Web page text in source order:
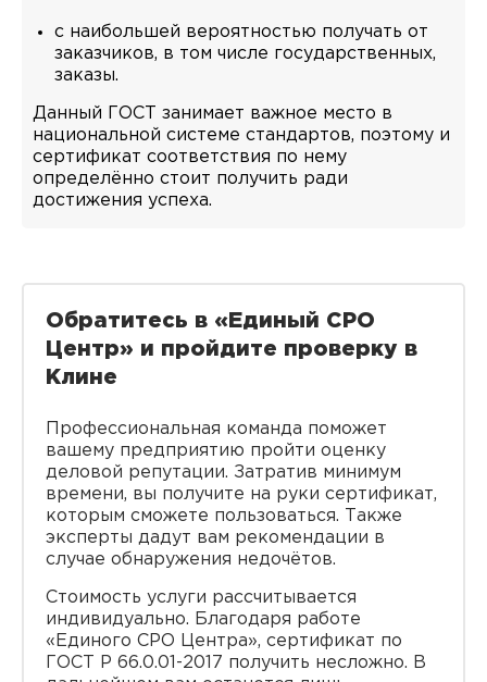
с наибольшей вероятностью получать от
заказчиков, в том числе государственных,
заказы.
Данный ГОСТ занимает важное место в
национальной системе стандартов, поэтому и
сертификат соответствия по нему
определённо стоит получить ради
достижения успеха.
Обратитесь в «Единый СРО
Центр» и пройдите проверку в
Клине
Профессиональная команда поможет
вашему предприятию пройти оценку
деловой репутации. Затратив минимум
времени, вы получите на руки сертификат,
которым сможете пользоваться. Также
эксперты дадут вам рекомендации в
случае обнаружения недочётов.
Стоимость услуги рассчитывается
индивидуально. Благодаря работе
«Единого СРО Центра», сертификат по
ГОСТ Р 66.0.01-2017 получить несложно. В